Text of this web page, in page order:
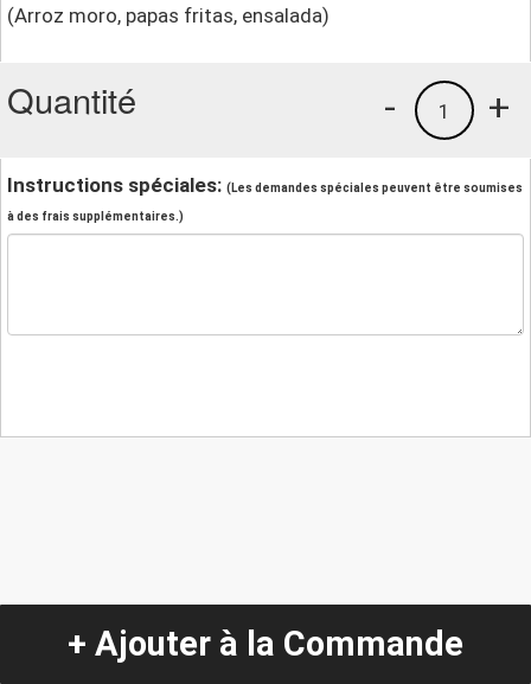
(Arroz moro, papas fritas, ensalada)
Quantité +
1
-
Instructions spéciales: (Les demandes spéciales peuvent être soumises
à des frais supplémentaires.)
+ Ajouter à la Commande